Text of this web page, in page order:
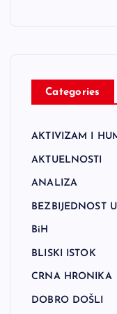
Categories
AKTIVIZAM I
AKTUELNOSTI
ANALIZA
BEZBIJEDNOST
BiH
BLISKI ISTOK
CRNA HRONIKA
DOBRO DOŠLI